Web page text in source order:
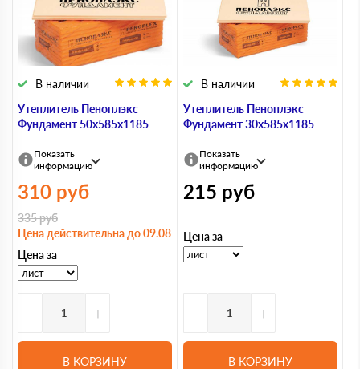
Утеплитель Пеноплэкс
Фундамент 50х585х1185
В наличии
Показать
информацию
310 руб
335руб
Цена действительна до 09.08
Цена за
- +
В КОРЗИНУ
Утеплитель Пеноплэкс
Фундамент 30х585х1185
В наличии
Показать
информацию
215 руб
Цена за
- +
В КОРЗИНУ